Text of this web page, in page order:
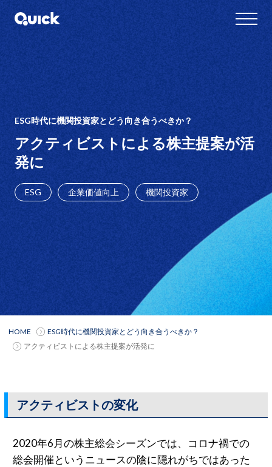
ESG時代に機関投資家とどう向き合うべきか？
アクティビストによる株主提案が活
発に
ESG 企業価値向上 機関投資家
HOME
ESG時代に機関投資家とどう向き合うべきか？
アクティビストによる株主提案が活発に
アクティビストの変化
2020年6⽉の株主総会シーズンでは、コロナ禍での
総会開催というニュースの陰に隠れがちではあった